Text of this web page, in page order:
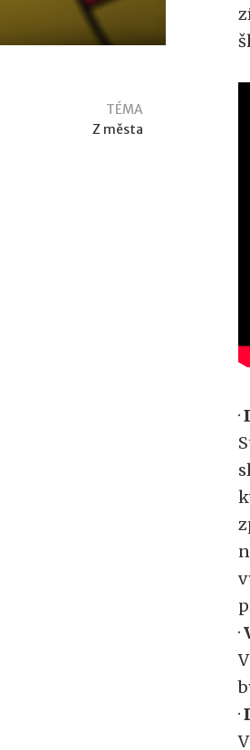
TÉMA
Z města
·
·
·